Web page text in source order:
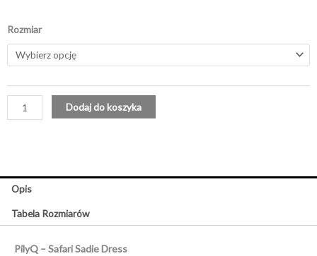
Rozmiar
Sadie
Dodaj do koszyka
Opis
Tabela Rozmiarów
PilyQ – Safari Sadie Dress